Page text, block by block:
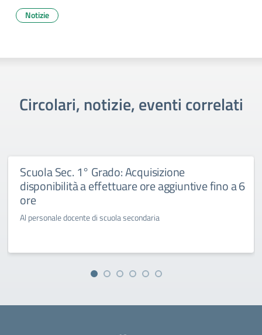
Notizie
Circolari, notizie, eventi correlati
Scuola Sec. 1° Grado: Acquisizione
disponibilità a effettuare ore aggiuntive fino a 6
ore
Al personale docente di scuola secondaria